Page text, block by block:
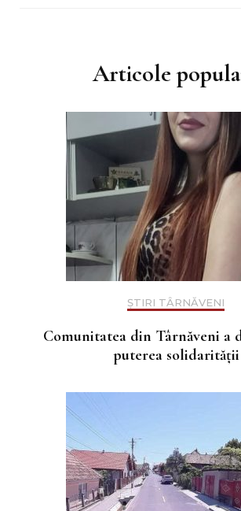
Articole
ȘTIRI TÂRNĂVENI
Comunitatea din Târnăveni a
puterea solidarității